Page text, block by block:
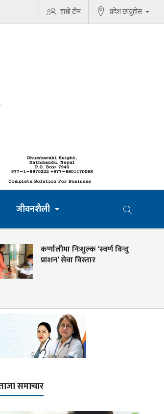
हाम्रो टीम प्रदेश छान्नुहोस
जीवनशैली
कर्णालीमा निःशुल्क ‘स्वर्ण विन्दु
प्राशन’ सेवा विस्तार
समाचार